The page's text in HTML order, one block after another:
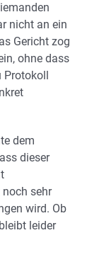
nicht an ein
Gericht zog
ohne dass
Protokoll
dem
dieser
sehr
wird. Ob
leider